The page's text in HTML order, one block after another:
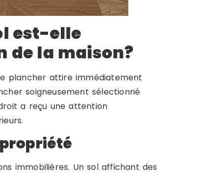
est-elle
la maison?
plancher attire immédiatement
soigneusement sélectionné
a reçu une attention
immobilières. Un sol affichant des